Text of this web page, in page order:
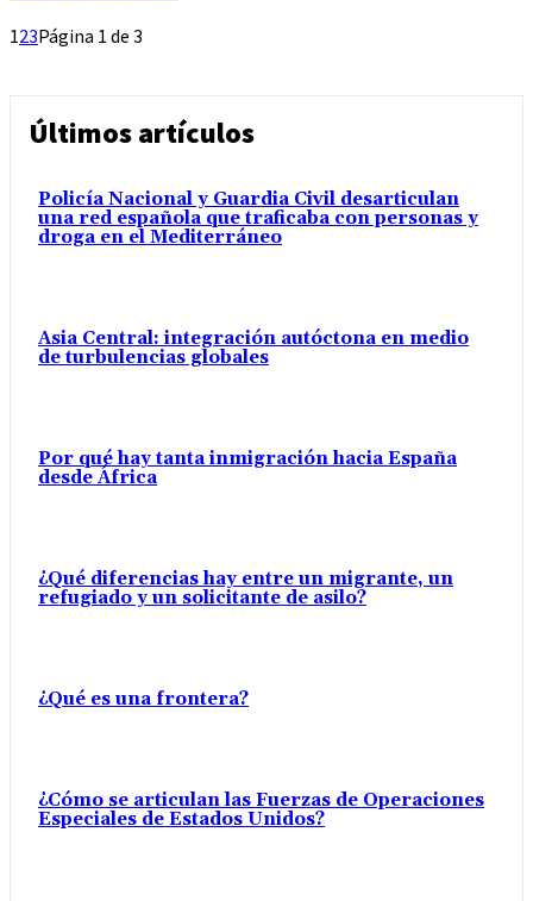
123Página 1 de 3
Últimos artículos
Policía Nacional y Guardia Civil desarticulan
una red española que traficaba con personas y
droga en el Mediterráneo
Asia Central: integración autóctona en medio
de turbulencias globales
Por qué hay tanta inmigración hacia España
desde África
¿Qué diferencias hay entre un migrante, un
refugiado y un solicitante de asilo?
¿Qué es una frontera?
¿Cómo se articulan las Fuerzas de Operaciones
Especiales de Estados Unidos?